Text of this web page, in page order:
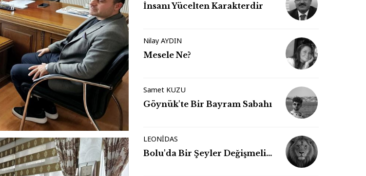
İnsanı Yücelten Karakterdir
Nilay AYDIN
Mesele Ne?
Samet KUZU
Göynük'te Bir Bayram Sabahı
LEONİDAS
Bolu'da Bir Şeyler Değişmeli…